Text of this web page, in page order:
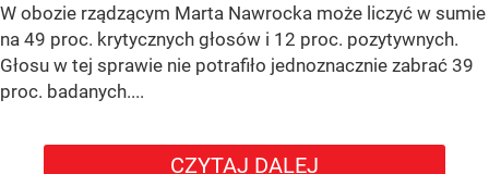
W obozie rządzącym Marta Nawrocka może liczyć w sumie
na 49 proc. krytycznych głosów i 12 proc. pozytywnych.
Głosu w tej sprawie nie potrafiło jednoznacznie zabrać 39
proc. badanych....
CZYTAJ DALEJ